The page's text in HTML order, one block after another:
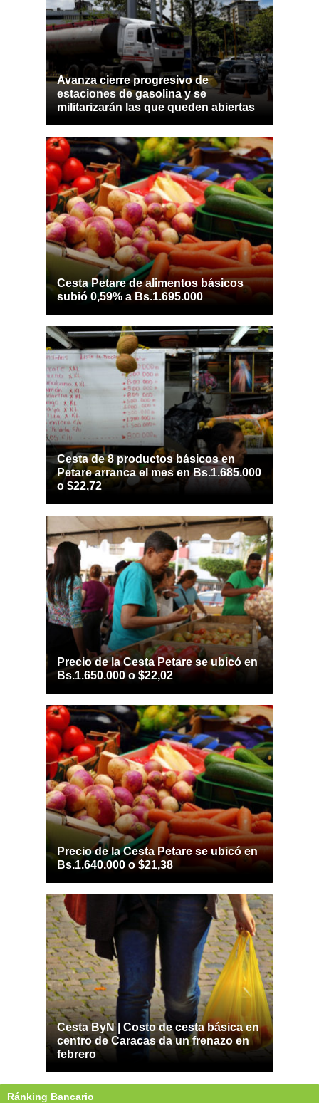
Avanza cierre progresivo de
estaciones de gasolina y se
militarizarán las que queden abiertas
Cesta Petare de alimentos básicos
subió 0,59% a Bs.1.695.000
Cesta de 8 productos básicos en
Petare arranca el mes en Bs.1.685.000
o $22,72
Precio de la Cesta Petare se ubicó en
Bs.1.650.000 o $22,02
Precio de la Cesta Petare se ubicó en
Bs.1.640.000 o $21,38
Cesta ByN | Costo de cesta básica en
centro de Caracas da un frenazo en
febrero
Ránking Bancario